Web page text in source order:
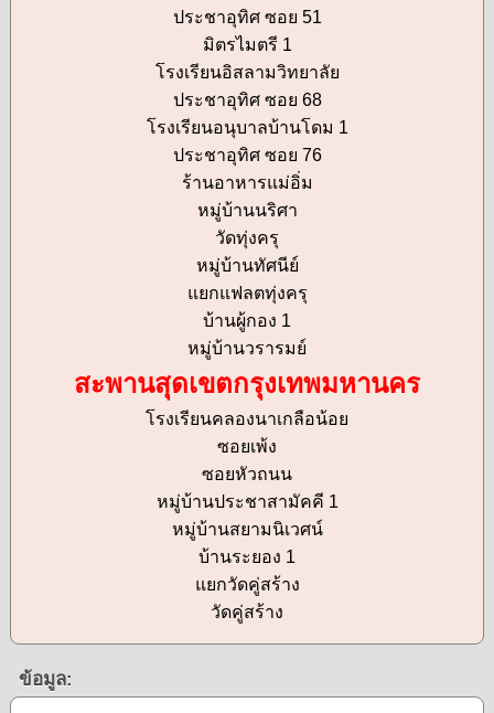
ประชาอุทิศ ซอย 51
มิตรไมตรี 1
โรงเรียนอิสลามวิทยาลัย
ประชาอุทิศ ซอย 68
โรงเรียนอนุบาลบ้านโดม 1
ประชาอุทิศ ซอย 76
ร้านอาหารแม่อิ่ม
หมู่บ้านนริศา
วัดทุ่งครุ
หมู่บ้านทัศนีย์
แยกแฟลตทุ่งครุ
บ้านผู้กอง 1
หมู่บ้านวรารมย์
สะพานสุดเขตกรุงเทพมหานคร
โรงเรียนคลองนาเกลือน้อย
ซอยเพ้ง
ซอยหัวถนน
หมู่บ้านประชาสามัคคี 1
หมู่บ้านสยามนิเวศน์
บ้านระยอง 1
แยกวัดคู่สร้าง
วัดคู่สร้าง
ข้อมูล: